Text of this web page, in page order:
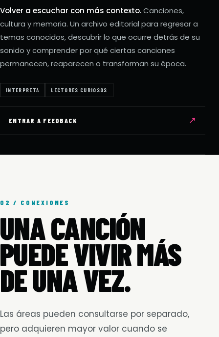
Volver a escuchar con más contexto.Canciones,
cultura y memoria. Un archivo editorial para regresar a
temas conocidos, descubrir lo que ocurre detrás de su
sonido y comprender por qué ciertas canciones
permanecen, reaparecen o transforman su época.
INTERPRETA LECTORES CURIOSOS
ENTRAR A FEEDBACK ↗
02 / CONEXIONES
UNA CANCIÓN
PUEDE VIVIR MÁS
DE UNA VEZ.
Las áreas pueden consultarse por separado,
pero adquieren mayor valor cuando se